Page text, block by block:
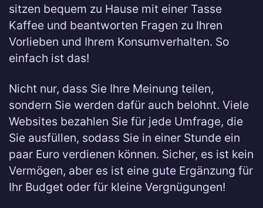
sitzen bequem zu Hause mit einer Tasse
Kaffee und beantworten Fragen zu Ihren
Vorlieben und Ihrem Konsumverhalten. So
einfach ist das!
Nicht nur, dass Sie Ihre Meinung teilen,
sondern Sie werden dafür auch belohnt. Viele
Websites bezahlen Sie für jede Umfrage, die
Sie ausfüllen, sodass Sie in einer Stunde ein
paar Euro verdienen können. Sicher, es ist kein
Vermögen, aber es ist eine gute Ergänzung für
Ihr Budget oder für kleine Vergnügungen!